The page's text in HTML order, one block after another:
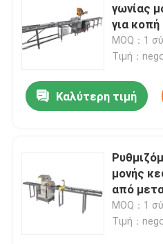
γωνίας
για κοπή
MOQ：1
Τιμή：
Καλύτερη τιμή
μονής
από
MOQ：1
Τιμή：